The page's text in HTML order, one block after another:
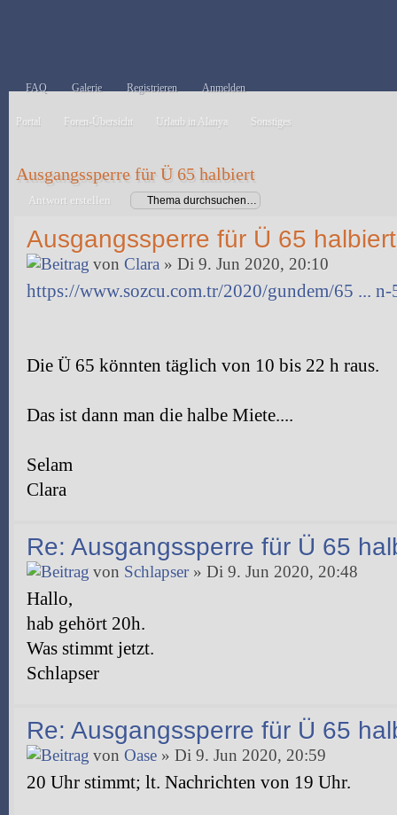
FAQ Galerie Registrieren Anmelden
Portal Foren-Übersicht Urlaub in Alanya Sonstiges
Ausgangssperre für Ü 65 halbiert
Antwort erstellen
Ausgangssperre für Ü 65 halbiert
von Clara » Di 9. Jun 2020, 20:10
https://www.sozcu.com.tr/2020/gundem/65 ...
Die Ü 65 könnten täglich von 10 bis 22 h raus.
Das ist dann man die halbe Miete....
Selam
Clara
Re: Ausgangssperre für Ü 65
von Schlapser» Di 9. Jun 2020, 20:48
Hallo,
hab gehört 20h.
Was stimmt jetzt.
Schlapser
Re: Ausgangssperre für Ü 65
von Oase » Di 9. Jun 2020, 20:59
20 Uhr stimmt; lt. Nachrichten von 19 Uhr.